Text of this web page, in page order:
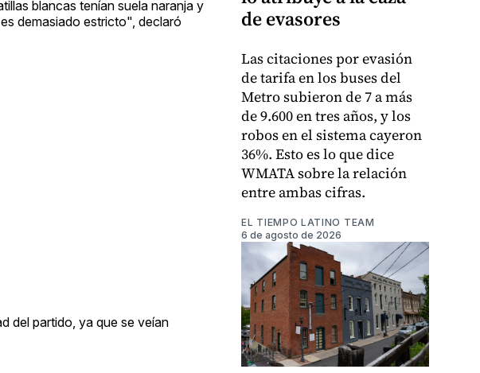
blancas tenían suela naranja y
demasiado estricto", declaró
del partido, ya que se veían
de evasores
Las citaciones por evasión
de tarifa en los buses del
Metro subieron de 7 a más
de 9.600 en tres años, y los
robos en el sistema cayeron
36%. Esto es lo que dice
WMATA sobre la relación
entre ambas cifras.
EL TIEMPO LATINO TEAM
6 de agosto de 2026